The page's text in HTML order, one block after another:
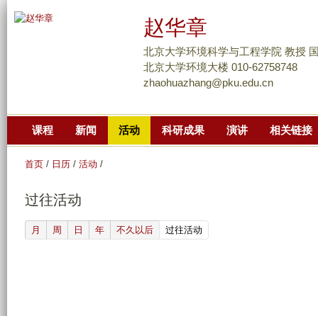
到
主
要
赵华章
北京大学环境科学与工程学院 教授
北京大学环境大楼 010-62758748
zhaohuazhang@pku.edu.cn
课程 新闻 活动 科研成果 演讲 相关链接
首页 / 日历 / 活动 /
过往活动
月 周 日 年 不久以后 过往活动